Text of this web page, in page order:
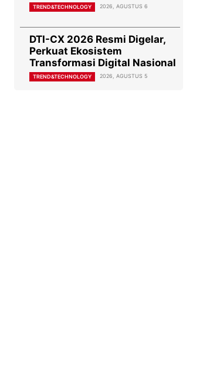
TREND&TECHNOLOGY 2026, AGUSTUS 6
DTI-CX 2026 Resmi Digelar,
Perkuat Ekosistem
Transformasi Digital Nasional
TREND&TECHNOLOGY 2026, AGUSTUS 5